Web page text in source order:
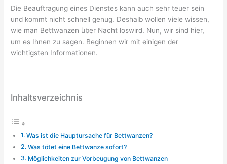
Die Beauftragung eines Dienstes kann auch sehr teuer sein
und kommt nicht schnell genug. Deshalb wollen viele wissen,
wie man Bettwanzen über Nacht loswird. Nun, wir sind hier,
um es Ihnen zu sagen. Beginnen wir mit einigen der
wichtigsten Informationen.
Inhaltsverzeichnis
Was ist die Hauptursache für Bettwanzen?
Was tötet eine Bettwanze sofort?
Möglichkeiten zur Vorbeugung von Bettwanzen